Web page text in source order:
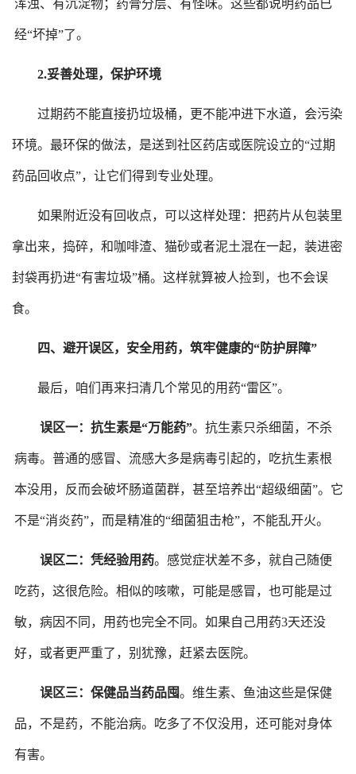
浑浊、有沉淀物；药膏分层、有怪味。这些都说明药品已
经“坏掉”了。
2.妥善处理，保护环境
过期药不能直接扔垃圾桶，更不能冲进下水道，会污染
环境。最环保的做法，是送到社区药店或医院设立的“过期
药品回收点”，让它们得到专业处理。
如果附近没有回收点，可以这样处理：把药片从包装里
拿出来，捣碎，和咖啡渣、猫砂或者泥土混在一起，装进密
封袋再扔进“有害垃圾”桶。这样就算被人捡到，也不会误
食。
四、 避开误区，安全用药，筑牢健康的“防护屏障”
最后，咱们再来扫清几个常见的用药“雷区”。
误区一：抗生素是“万能药”。抗生素只杀细菌，不杀
病毒。普通的感冒、流感大多是病毒引起的，吃抗生素根
本没用，反而会破坏肠道菌群，甚至培养出“超级细菌”。它
不是“消炎药”，而是精准的“细菌狙击枪”，不能乱开火。
误区二：凭经验用药。感觉症状差不多，就自己随便
吃药，这很危险。相似的咳嗽，可能是感冒，也可能是过
敏，病因不同，用药也完全不同。如果自己用药3天还没
好，或者更严重了，别犹豫，赶紧去医院。
误区三：保健品当药品囤。维生素、鱼油这些是保健
品，不是药，不能治病。吃多了不仅没用，还可能对身体
有害。